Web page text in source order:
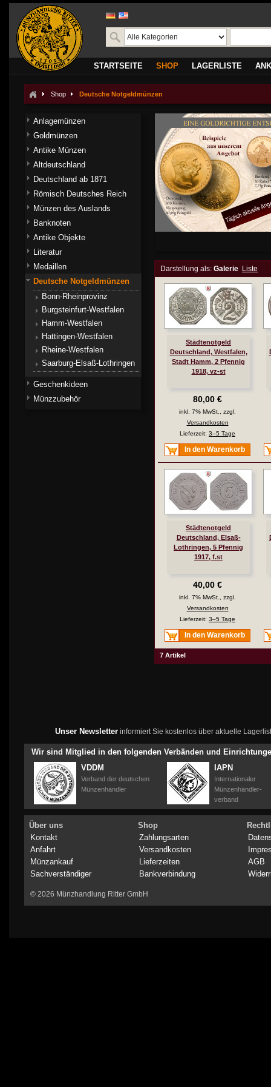
STARTSEITE SHOP LAGERLISTE
Shop Deutsche Notgeldmünzen
Darstellung als: Galerie Liste
Städtenotgeld
Deutschland, Westfalen,
Stadt Hamm, 2 Pfennig
1918, vz-st
80,00 €
inkl. 7% MwSt., zzgl.
Versandkosten
Lieferzeit: 3–5 Tage
In den Warenkorb
Städtenotgeld
Deutschland, Elsaß-
Lothringen, 5 Pfennig
1917, f.st
40,00 €
inkl. 7% MwSt., zzgl.
Versandkosten
Lieferzeit: 3–5 Tage
In den Warenkorb
7 Artikel
Anlagemünzen
Goldmünzen
Antike Münzen
Altdeutschland
Deutschland ab 1871
Römisch Deutsches Reich
Münzen des Auslands
Banknoten
Antike Objekte
Literatur
Medaillen
Deutsche Notgeldmünzen
Bonn-Rheinprovinz
Burgsteinfurt-Westfalen
Hamm-Westfalen
Hattingen-Westfalen
Rheine-Westfalen
Saarburg-Elsaß-Lothringen
Geschenkideen
Münzzubehör
Unser Newsletterinformiert Sie kostenlos über aktuelle
Wir sind Mitglied in den folgenden Verbänden und
VDDM
Verband der deutschen
Münzenhändler
IAPN
Internationaler
Münzenhändler-
verband
Über uns
Kontakt
Anfahrt
Münzankauf
Sachverständiger
Shop
Zahlungsarten
Versandkosten
Lieferzeiten
Bankverbindung
AGB
© 2026 Münzhandlung Ritter GmbH